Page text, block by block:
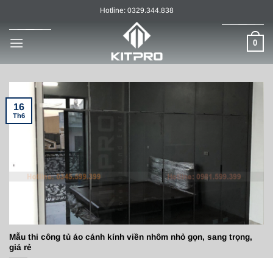
nội
Hotline: 0329.344.838
0
Mẫu thi công tủ áo cánh kính viền nhôm nhỏ gọn, sang trọng,
giá rẻ
16
Th6